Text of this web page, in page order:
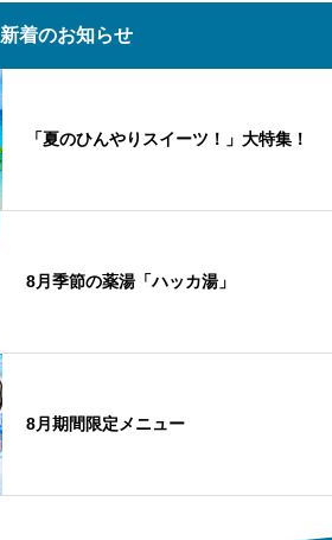
新着のお知らせ
「夏のひんやりスイーツ！」大特集！
8月季節の薬湯「ハッカ湯」
8月期間限定メニュー